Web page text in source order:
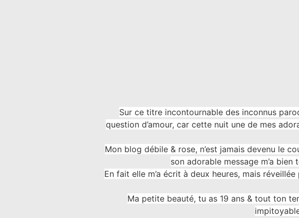
Sur ce titre incontournable des inconnus
question d’amour, car cette nuit une de mes
Mon blog débile & rose, n’est jamais devenu le
son adorable message m’a
En fait elle m’a écrit à deux heures, mais
Ma petite beauté, tu as 19 ans & tout ton